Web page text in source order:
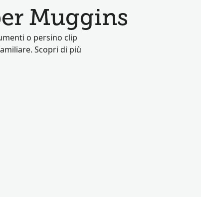
Muggins
o persino clip
Scopri di più